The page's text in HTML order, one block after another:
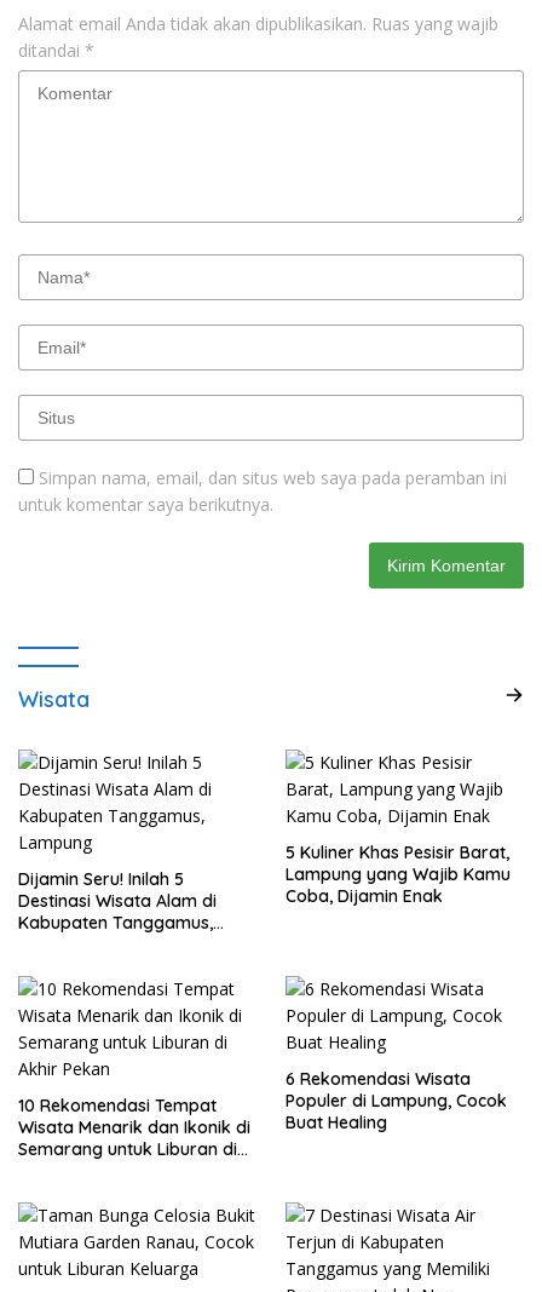
Alamat email Anda tidak akan dipublikasikan. Ruas yang wajib
ditandai *
Simpan nama, email, dan situs web saya pada peramban ini
untuk komentar saya berikutnya.
Wisata
Dijamin Seru! Inilah 5
Destinasi Wisata Alam di
Kabupaten Tanggamus,
5 Kuliner Khas Pesisir Barat,
Lampung yang Wajib Kamu
Coba, Dijamin Enak
10 Rekomendasi Tempat
Wisata Menarik dan Ikonik di
Semarang untuk Liburan di
6 Rekomendasi Wisata
Populer di Lampung, Cocok
Buat Healing